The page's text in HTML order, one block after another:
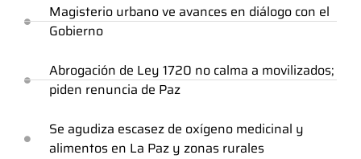
Magisterio urbano ve avances en diálogo con el
Gobierno
Abrogación de Ley 1720 no calma a movilizados;
piden renuncia de Paz
Se agudiza escasez de oxígeno medicinal y
alimentos en La Paz y zonas rurales